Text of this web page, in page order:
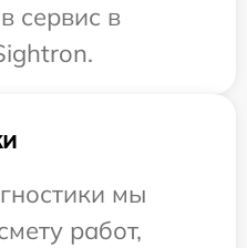
сервис в
мы
работ,